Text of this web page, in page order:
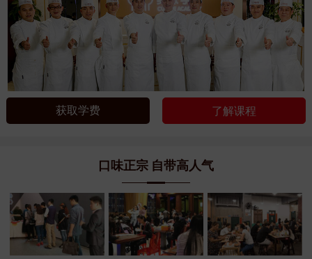
获取学费 了解课程
口味正宗 自带高人气